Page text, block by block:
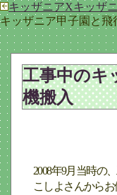
キッザニアXキッザ
キッザニア甲子園と飛
工事中のキ
機搬入
2008年9月当時の
こしよさんから